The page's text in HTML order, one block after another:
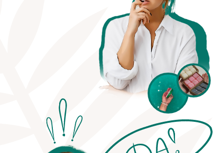
ПОДОЙДЕТ ТЕБЕ, ЕСЛИ: